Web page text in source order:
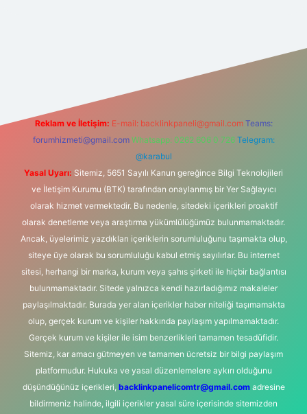
Reklam ve İletişim: E-mail: backlinkpaneli@gmail.com Teams:
forumhizmeti@gmail.com Whatsapp: 0262 606 0 726 Telegram:
@karabul
Yasal Uyarı: Sitemiz, 5651 Sayılı Kanun gereğince Bilgi Teknolojileri
ve İletişim Kurumu (BTK) tarafından onaylanmış bir Yer Sağlayıcı
olarak hizmet vermektedir. Bu nedenle, sitedeki içerikleri proaktif
olarak denetleme veya araştırma yükümlülüğümüz bulunmamaktadır.
Ancak, üyelerimiz yazdıkları içeriklerin sorumluluğunu taşımakta olup,
siteye üye olarak bu sorumluluğu kabul etmiş sayılırlar. Bu internet
sitesi, herhangi bir marka, kurum veya şahıs şirketi ile hiçbir bağlantısı
bulunmamaktadır. Sitede yalnızca kendi hazırladığımız makaleler
paylaşılmaktadır. Burada yer alan içerikler haber niteliği taşımamakta
olup, gerçek kurum ve kişiler hakkında paylaşım yapılmamaktadır.
Gerçek kurum ve kişiler ile isim benzerlikleri tamamen tesadüfidir.
Sitemiz, kar amacı gütmeyen ve tamamen ücretsiz bir bilgi paylaşım
platformudur. Hukuka ve yasal düzenlemelere aykırı olduğunu
düşündüğünüz içerikleri, backlinkpanelicomtr@gmail.comadresine
bildirmeniz halinde, ilgili içerikler yasal süre içerisinde sitemizden